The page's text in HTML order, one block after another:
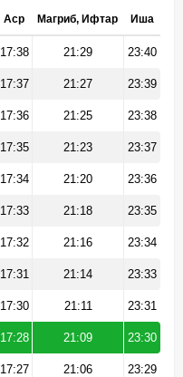
Аср Магриб, Ифтар Иша
17:38 21:29 23:40
17:37 21:27 23:39
17:36 21:25 23:38
17:35 21:23 23:37
17:34 21:20 23:36
17:33 21:18 23:35
17:32 21:16 23:34
17:31 21:14 23:33
17:30 21:11 23:31
17:28 21:09 23:30
17:27 21:06 23:29